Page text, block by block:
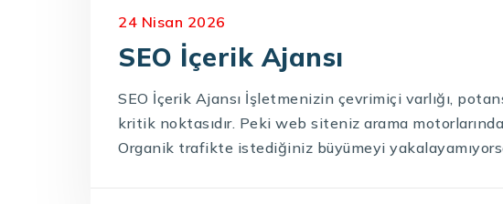
24 Nisan 2026
SEO İçerik Ajansı
SEO İçerik Ajansı İşletmenizin çevrimiçi varlığı,
kritik noktasıdır. Peki web siteniz arama
Organik trafikte istediğiniz büyümeyi